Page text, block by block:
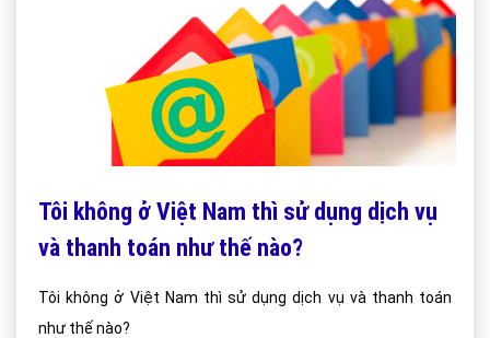
Tôi không ở Việt Nam thì sử dụng dịch vụ
và thanh toán như thế nào?
Tôi không ở Việt Nam thì sử dụng dịch vụ và thanh toán
như thế nào?